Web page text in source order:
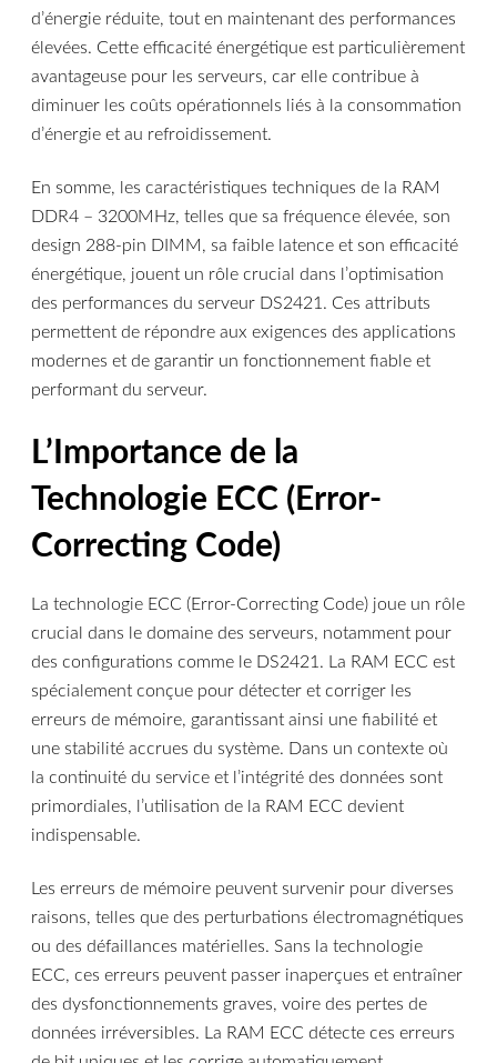
d’énergie réduite, tout en maintenant des performances
élevées. Cette efficacité énergétique est particulièrement
avantageuse pour les serveurs, car elle contribue à
diminuer les coûts opérationnels liés à la consommation
d’énergie et au refroidissement.
En somme, les caractéristiques techniques de la RAM
DDR4 – 3200MHz, telles que sa fréquence élevée, son
design 288-pin DIMM, sa faible latence et son efficacité
énergétique, jouent un rôle crucial dans l’optimisation
des performances du serveur DS2421. Ces attributs
permettent de répondre aux exigences des applications
modernes et de garantir un fonctionnement fiable et
performant du serveur.
L’Importance de la
Technologie ECC (Error-
Correcting Code)
La technologie ECC (Error-Correcting Code) joue un rôle
crucial dans le domaine des serveurs, notamment pour
des configurations comme le DS2421. La RAM ECC est
spécialement conçue pour détecter et corriger les
erreurs de mémoire, garantissant ainsi une fiabilité et
une stabilité accrues du système. Dans un contexte où
la continuité du service et l’intégrité des données sont
primordiales, l’utilisation de la RAM ECC devient
indispensable.
Les erreurs de mémoire peuvent survenir pour diverses
raisons, telles que des perturbations électromagnétiques
ou des défaillances matérielles. Sans la technologie
ECC, ces erreurs peuvent passer inaperçues et entraîner
des dysfonctionnements graves, voire des pertes de
données irréversibles. La RAM ECC détecte ces erreurs